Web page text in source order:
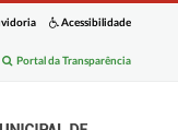
Acessibilidade
Portal da Transparência